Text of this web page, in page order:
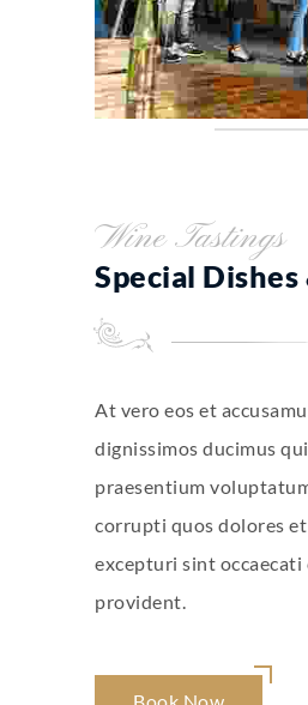
Wine Tastings
Special
At vero eos et
dignissimos ducimus
praesentium
corrupti quos dolores
excepturi sint
provident.